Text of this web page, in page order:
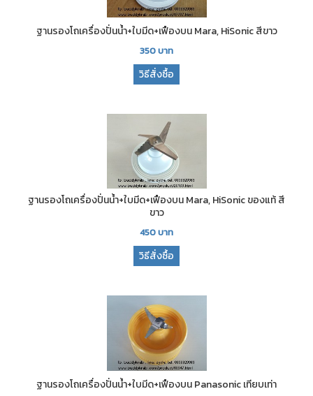
ฐานรองโถเครื่องปั่นน้ำ+ใบมีด+เฟืองบน Mara, HiSonic สีขาว
350บาท
วิธีสั่งซื้อ
ฐานรองโถเครื่องปั่นน้ำ+ใบมีด+เฟืองบน Mara, HiSonic ของแท้ สี
ขาว
450บาท
วิธีสั่งซื้อ
ฐานรองโถเครื่องปั่นน้ำ+ใบมีด+เฟืองบน Panasonic เทียบเท่า